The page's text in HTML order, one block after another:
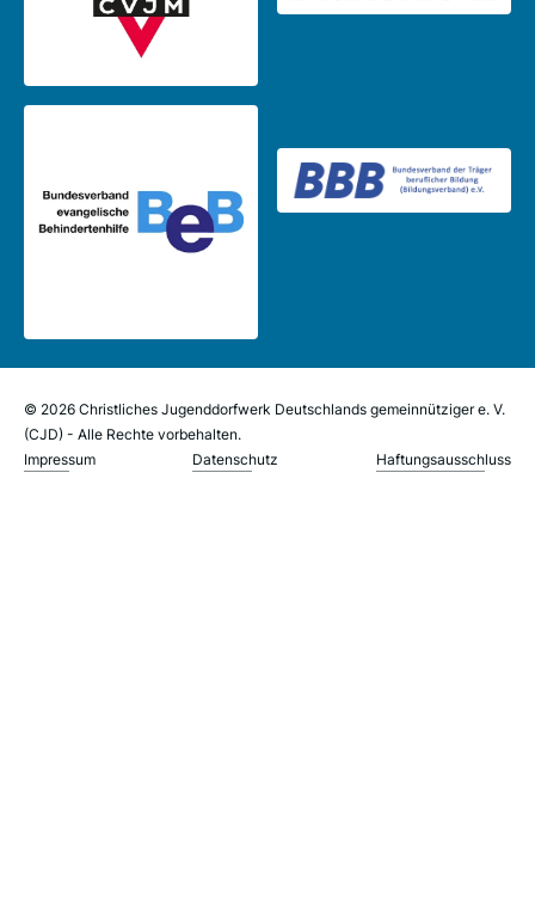
© 2026 Christliches Jugenddorfwerk Deutschlands gemeinnütziger e. V.
(CJD) - Alle Rechte vorbehalten.
Impressum
Datenschutz Haftungsausschluss